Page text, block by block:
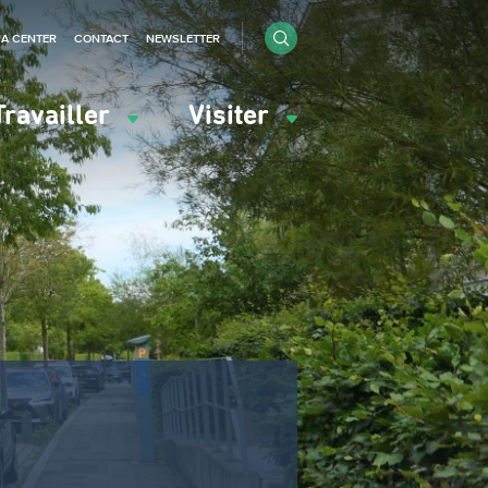
Visiter
CENTER CONTACT NEWSLETTER